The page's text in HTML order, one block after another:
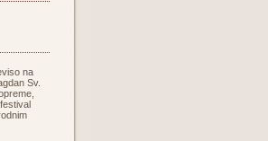
na
Sv.